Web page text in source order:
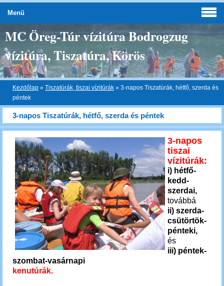
MC Öreg-Túr vízitúra Bodrogzug
vízitúra, Tiszatúra, Körös
Kezdőlap » Tiszatúrák, tiszai vízitúrák » 3-napos Tiszatúrák, hétfő, szerda és
péntek
3-napos Tiszatúrák, hétfő, szerda és péntek
3-napos
tiszai
vízitúrák:
i) hétfő-
kedd-
szerdai,
továbbá
ii) szerda-
csütörtök-
pénteki,
és
iii) péntek-
szombat-vasárnapi
kenutúrák.
Menü